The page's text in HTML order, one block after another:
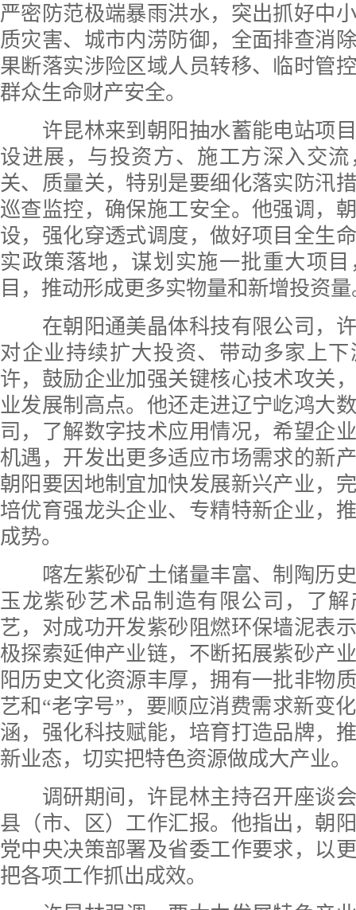
严密防范极端暴雨洪水，突出抓好中
质灾害、城市内涝防御，全面排查消
果断落实涉险区域人员转移、临时管
群众生命财产安全。
许昆林来到朝阳抽水蓄能电站项目
设进展，与投资方、施工方深入交
关、质量关，特别是要细化落实防汛
巡查监控，确保施工安全。他强调，
设，强化穿透式调度，做好项目全生
实政策落地，谋划实施一批重大项
目，推动形成更多实物量和新增投资量
在朝阳通美晶体科技有限公司，许
对企业持续扩大投资、带动多家上
许，鼓励企业加强关键核心技术攻关
业发展制高点。他还走进辽宁屹鸿大
司，了解数字技术应用情况，希望企
机遇，开发出更多适应市场需求的新
朝阳要因地制宜加快发展新兴产业，
培优育强龙头企业、专精特新企业，
成势。
喀左紫砂矿土储量丰富、制陶历史
玉龙紫砂艺术品制造有限公司，了
艺，对成功开发紫砂阻燃环保墙泥表
极探索延伸产业链，不断拓展紫砂产
阳历史文化资源丰厚，拥有一批非物
艺和“老字号”，要顺应消费需求新变
涵，强化科技赋能，培育打造品牌，
新业态，切实把特色资源做成大产业。
调研期间，许昆林主持召开座谈会
县（市、区）工作汇报。他指出，朝
党中央决策部署及省委工作要求，以
把各项工作抓出成效。